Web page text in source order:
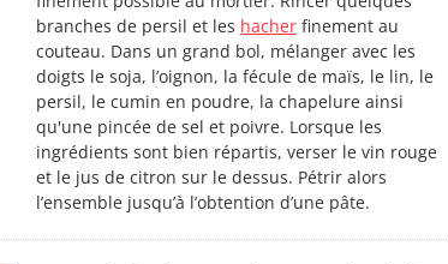
branches de persil et les hacherfinement au
couteau. Dans un grand bol, mélanger avec les
doigts le soja, l’oignon, la fécule de maïs, le lin, le
persil, le cumin en poudre, la chapelure ainsi
qu'une pincée de sel et poivre. Lorsque les
ingrédients sont bien répartis, verser le vin rouge
et le jus de citron sur le dessus. Pétrir alors
l’ensemble jusqu’à l’obtention d’une pâte.